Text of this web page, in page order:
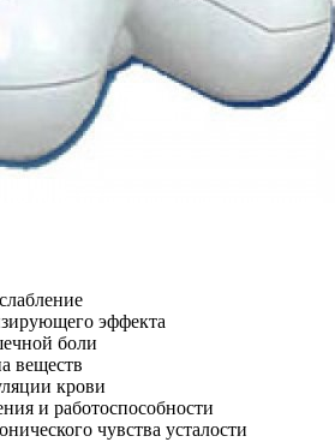
эффекта
боли
веществ
крови
и работоспособности
чувства усталости